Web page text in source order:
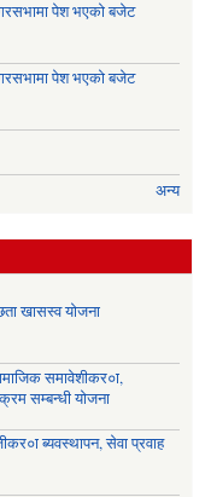
पेश भएको बजेट
पेश भएको बजेट
अन्य
खासस्व योजना
समावेशीकर०ा,
सम्बन्धी योजना
ब्यवस्थापन, सेवा प्रवाह